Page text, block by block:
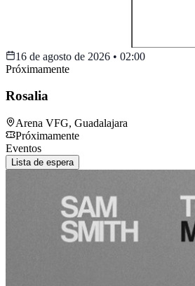
16 de agosto de 2026 • 02:00
Próximamente
Rosalia
Arena VFG, Guadalajara
Próximamente
Eventos
Lista de espera